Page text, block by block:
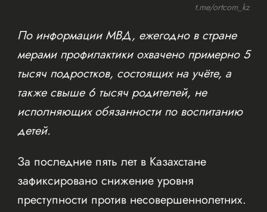
t.me/ortcom_kz
По информации МВД, ежегодно в стране
мерами профилактики охвачено примерно 5
тысяч подростков, состоящих на учёте, а
также свыше 6 тысяч родителей, не
исполняющих обязанности по воспитанию
детей.
За последние пять лет в Казахстане
зафиксировано снижение уровня
преступности против несовершеннолетних.